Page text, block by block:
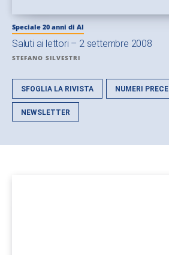
Speciale 20 anni di AI
Saluti ai lettori – 2 settembre 2008
STEFANO SILVESTRI
SFOGLIA LA RIVISTA NUMERI
NEWSLETTER